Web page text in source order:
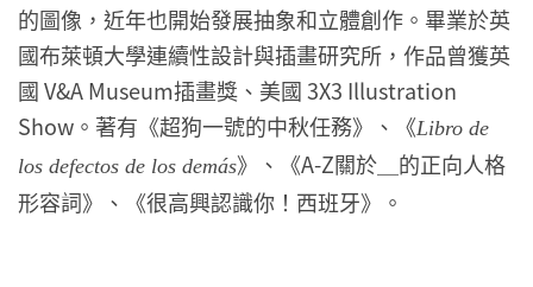
的圖像，近年也開始發展抽象和立體創作。畢業於英
國布萊頓大學連續性設計與插畫研究所，作品曾獲英
國 V&A Museum插畫獎、美國 3X3 Illustration
Show。著有《超狗一號的中秋任務》、《Libro de
los defectos de los demás》、《A-Z關於＿的正向人格
形容詞》、《很高興認識你！西班牙》。